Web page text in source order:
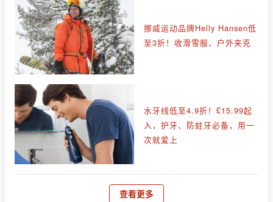
挪威运动品牌Helly Hansen低
至3折！收滑雪服、户外夹克
水牙线低至4.9折！£15.99起
入，护牙、防蛀牙必备，用一
次就爱上
查看更多